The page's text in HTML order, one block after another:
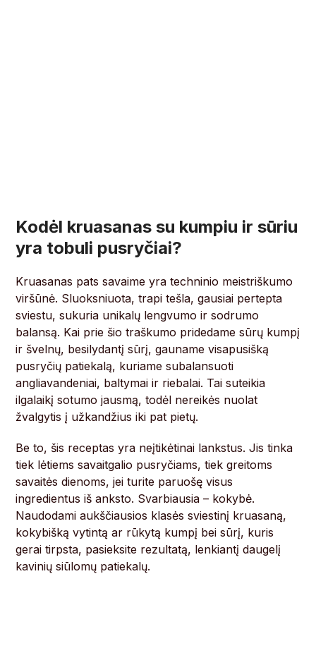
Kodėl kruasanas su kumpiu ir sūriu
yra tobuli pusryčiai?
Kruasanas pats savaime yra techninio meistriškumo
viršūnė. Sluoksniuota, trapi tešla, gausiai pertepta
sviestu, sukuria unikalų lengvumo ir sodrumo
balansą. Kai prie šio traškumo pridedame sūrų kumpį
ir švelnų, besilydantį sūrį, gauname visapusišką
pusryčių patiekalą, kuriame subalansuoti
angliavandeniai, baltymai ir riebalai. Tai suteikia
ilgalaikį sotumo jausmą, todėl nereikės nuolat
žvalgytis į užkandžius iki pat pietų.
Be to, šis receptas yra neįtikėtinai lankstus. Jis tinka
tiek lėtiems savaitgalio pusryčiams, tiek greitoms
savaitės dienoms, jei turite paruošę visus
ingredientus iš anksto. Svarbiausia – kokybė.
Naudodami aukščiausios klasės sviestinį kruasaną,
kokybišką vytintą ar rūkytą kumpį bei sūrį, kuris
gerai tirpsta, pasieksite rezultatą, lenkiantį daugelį
kavinių siūlomų patiekalų.